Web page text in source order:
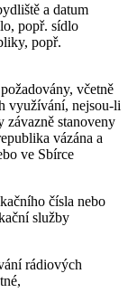
a datum
popř. sídlo
popř.
včetně
využívání, nejsou-li
závazně stanoveny
vázána a
ve Sbírce
čísla nebo
služby
rádiových